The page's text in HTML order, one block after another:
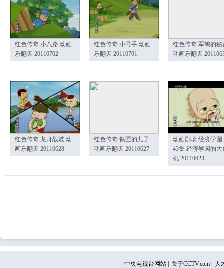
红色传奇 小八路 动画
乐翻天 20110702
红色传奇 小号手 动画
乐翻天 20110701
红色传奇 军鸽的秘
动画乐翻天
红色传奇 龙舟战鼓 动
画乐翻天 20110628
红色传奇 铁匠的儿子
动画乐翻天 20110627
动画剧场 经济学园
43集 经济学园的大
机 20110623
中央电视台网站 关于CCTV.com 人